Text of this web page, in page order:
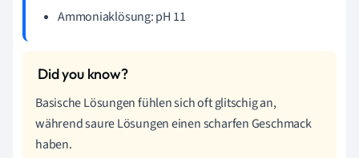
Ammoniaklösung: pH 11
Basische Lösungen fühlen sich oft glitschig an,
während saure Lösungen einen scharfen Geschmack
haben.